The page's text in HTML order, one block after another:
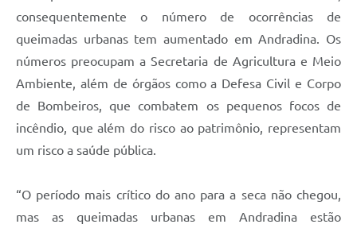
consequentemente o número de ocorrências de
queimadas urbanas tem aumentado em Andradina. Os
números preocupam a Secretaria de Agricultura e Meio
Ambiente, além de órgãos como a Defesa Civil e Corpo
de Bombeiros, que combatem os pequenos focos de
incêndio, que além do risco ao patrimônio, representam
um risco a saúde pública.
“O período mais crítico do ano para a seca não chegou,
mas as queimadas urbanas em Andradina estão